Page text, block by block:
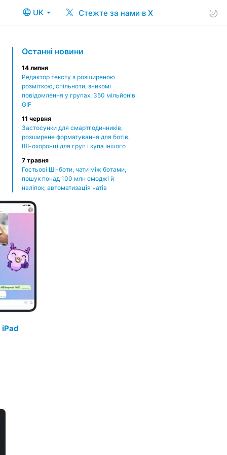
UK Стежте за нами в X
Останні новини
14 липня
Редактор тексту з розширеною
розміткою, спільноти, зникомі
повідомлення у групах, 350 мільйонів
GIF
11 червня
Застосунки для смартгодинників,
розширене форматування для ботів,
ШІ-охоронці для груп і купа іншого
7 травня
Гостьові ШІ-боти, чати між ботами,
пошук понад 100 млн емоджі й
наліпок, автоматизація чатів
iPad